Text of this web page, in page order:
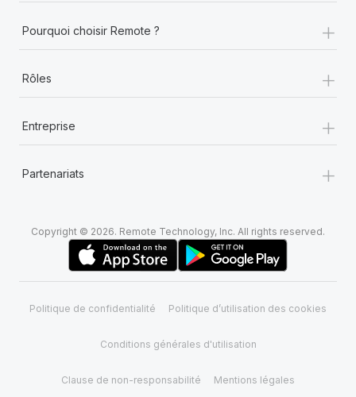
Pourquoi choisir Remote ? +
Rôles +
Entreprise +
Partenariats +
Copyright © 2026. Remote Technology, Inc. All rights reserved.
Politique de confidentialité Politique d’utilisation des cookies
Conditions générales d'utilisation
Clause de non-responsabilité Mentions légales